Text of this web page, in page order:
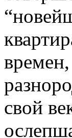
времен,
свой